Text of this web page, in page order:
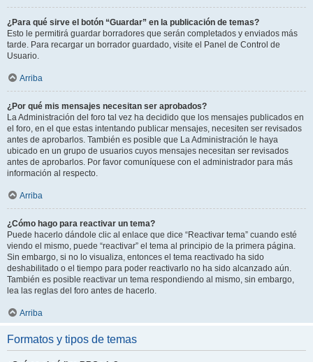
¿Para qué sirve el botón “Guardar” en la publicación de temas?
Esto le permitirá guardar borradores que serán completados y enviados más
tarde. Para recargar un borrador guardado, visite el Panel de Control de
Usuario.
Arriba
¿Por qué mis mensajes necesitan ser aprobados?
La Administración del foro tal vez ha decidido que los mensajes publicados en
el foro, en el que estas intentando publicar mensajes, necesiten ser revisados
antes de aprobarlos. También es posible que La Administración le haya
ubicado en un grupo de usuarios cuyos mensajes necesitan ser revisados
antes de aprobarlos. Por favor comuníquese con el administrador para más
información al respecto.
Arriba
¿Cómo hago para reactivar un tema?
Puede hacerlo dándole clic al enlace que dice “Reactivar tema” cuando esté
viendo el mismo, puede “reactivar” el tema al principio de la primera página.
Sin embargo, si no lo visualiza, entonces el tema reactivado ha sido
deshabilitado o el tiempo para poder reactivarlo no ha sido alcanzado aún.
También es posible reactivar un tema respondiendo al mismo, sin embargo,
lea las reglas del foro antes de hacerlo.
Arriba
Formatos y tipos de temas